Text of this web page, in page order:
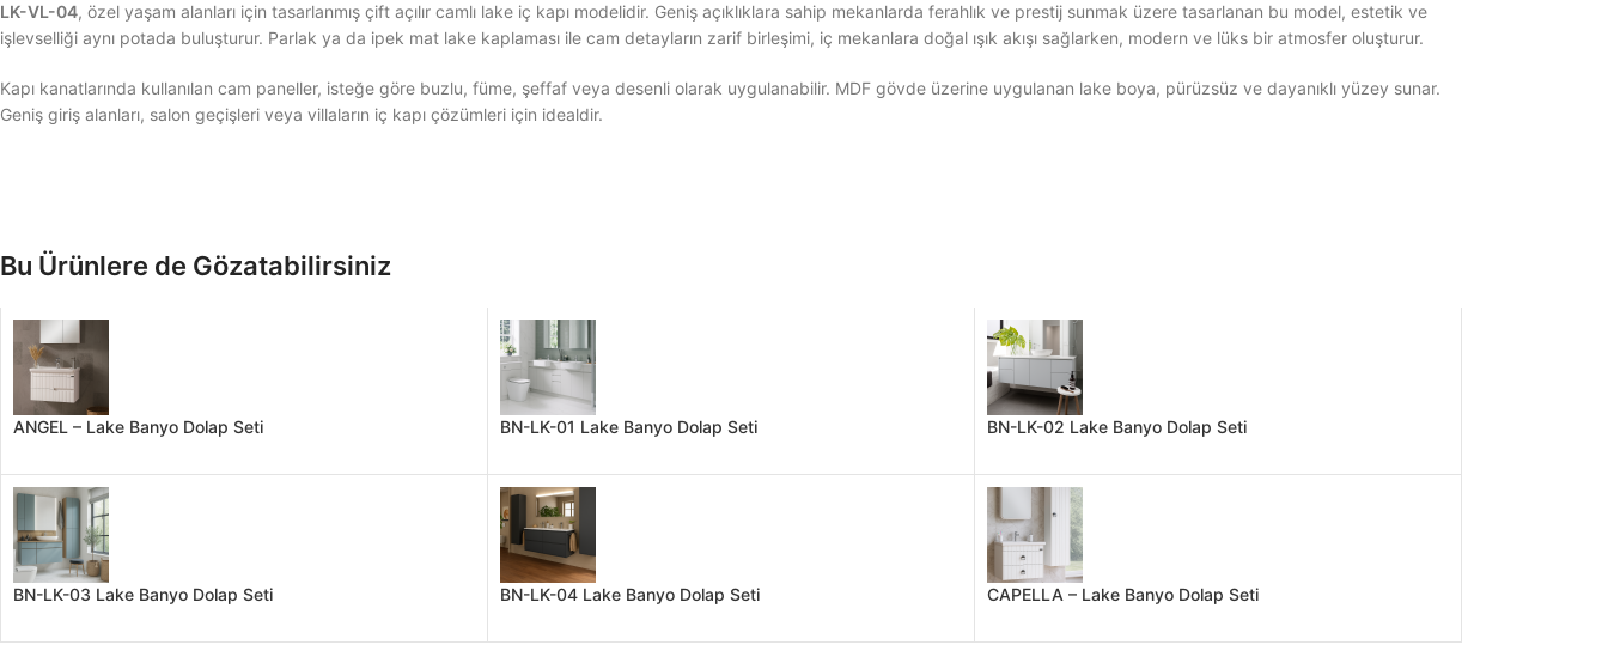
LK-VL-04, özel yaşam alanları için tasarlanmış çift açılır camlı lake iç kapı modelidir. Geniş açıklıklara sahip mekanlarda ferahlık ve prestij sunmak üzere tasarlanan bu model, estetik ve
işlevselliği aynı potada buluşturur. Parlak ya da ipek mat lake kaplaması ile cam detayların zarif birleşimi, iç mekanlara doğal ışık akışı sağlarken, modern ve lüks bir atmosfer oluşturur.
Kapı kanatlarında kullanılan cam paneller, isteğe göre buzlu, füme, şeffaf veya desenli olarak uygulanabilir. MDF gövde üzerine uygulanan lake boya, pürüzsüz ve dayanıklı yüzey sunar.
Geniş giriş alanları, salon geçişleri veya villaların iç kapı çözümleri için idealdir.
Bu Ürünlere de Gözatabilirsiniz
ANGEL – Lake Banyo Dolap Seti BN-LK-01 Lake Banyo Dolap Seti BN-LK-02 Lake Banyo Dolap Seti
BN-LK-03 Lake Banyo Dolap Seti BN-LK-04 Lake Banyo Dolap Seti CAPELLA – Lake Banyo Dolap Seti